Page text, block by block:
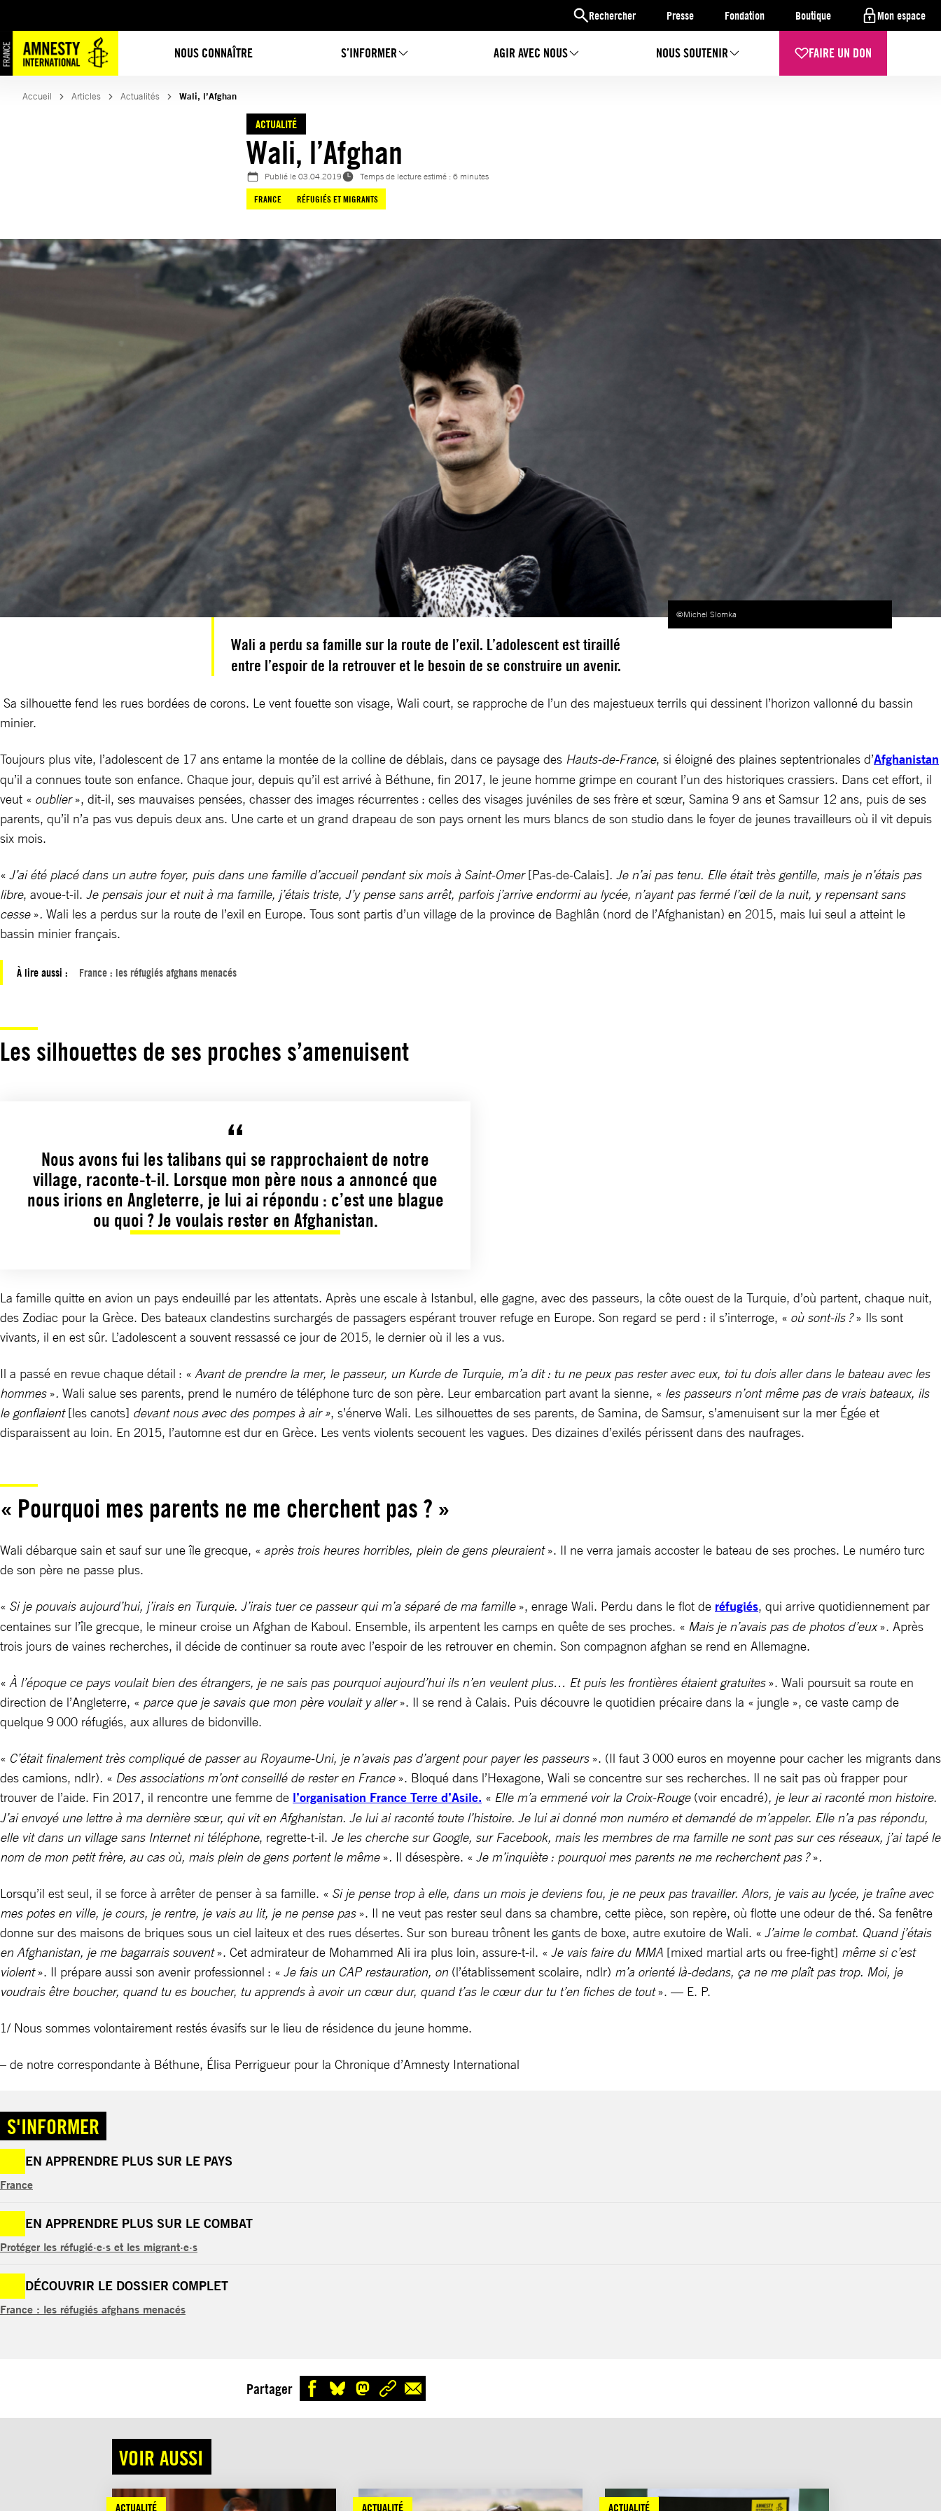
Rechercher Presse Fondation Boutique Mon espace
NOUS CONNAÎTRE S’INFORMER AGIR AVEC NOUS NOUS SOUTENIR FAIRE UN DON
au
contenu
Accueil Articles Actualités Wali, l’Afghan
ACTUALITÉ
Wali, l’Afghan
Publié le03.04.2019
Temps de lecture estimé : 6 minutes
FRANCE
RÉFUGIÉS ET MIGRANTS
©Michel Slomka
Wali a perdu sa famille sur la route de l’exil. L’adolescent est tiraillé
entre l’espoir de la retrouver et le besoin de se construire un avenir.
Sa silhouette fend les rues bordées de corons. Le vent fouette son visage, Wali court, se rapproche de l’un des majestueux terrils qui dessinent l’horizon vallonné du bassin
minier.
Toujours plus vite, l’adolescent de 17 ans entame la montée de la colline de déblais, dans ce paysage des Hauts-de-France, si éloigné des plaines septentrionales d’Afghanistan
qu’il a connues toute son enfance. Chaque jour, depuis qu’il est arrivé à Béthune, fin 2017, le jeune homme grimpe en courant l’un des historiques crassiers. Dans cet effort, il
veut « oublier», dit-il, ses mauvaises pensées, chasser des images récurrentes : celles des visages juvéniles de ses frère et sœur, Samina 9 ans et Samsur 12 ans, puis de ses
parents, qu’il n’a pas vus depuis deux ans. Une carte et un grand drapeau de son pays ornent les murs blancs de son studio dans le foyer de jeunes travailleurs où il vit depuis
six mois.
« J’ai été placé dans un autre foyer, puis dans une famille d’accueil pendant six mois à Saint-Omer[Pas-de-Calais]. Je n’ai pas tenu. Elle était très gentille, mais je n’étais pas
libre, avoue-t-il. Je pensais jour et nuit à ma famille, j’étais triste, J’y pense sans arrêt, parfois j’arrive endormi au lycée, n’ayant pas fermé l’œil de la nuit, y repensant sans
cesse». Wali les a perdus sur la route de l’exil en Europe. Tous sont partis d’un village de la province de Baghlân (nord de l’Afghanistan) en 2015, mais lui seul a atteint le
bassin minier français.
À lire aussi : France : les réfugiés afghans menacés
Les silhouettes de ses proches s’amenuisent
Nous avons fui les talibans qui se rapprochaient de notre
village, raconte-t-il. Lorsque mon père nous a annoncé que
nous irions en Angleterre, je lui ai répondu : c’est une blague
ou quoi ? Je voulais rester en Afghanistan.
La famille quitte en avion un pays endeuillé par les attentats. Après une escale à Istanbul, elle gagne, avec des passeurs, la côte ouest de la Turquie, d’où partent, chaque nuit,
des Zodiac pour la Grèce. Des bateaux clandestins surchargés de passagers espérant trouver refuge en Europe. Son regard se perd : il s’interroge, « où sont-ils ?» Ils sont
vivants, il en est sûr. L’adolescent a souvent ressassé ce jour de 2015, le dernier où il les a vus.
Il a passé en revue chaque détail : « Avant de prendre la mer, le passeur, un Kurde de Turquie, m’a dit : tu ne peux pas rester avec eux, toi tu dois aller dans le bateau avec les
hommes». Wali salue ses parents, prend le numéro de téléphone turc de son père. Leur embarcation part avant la sienne, « les passeurs n’ont même pas de vrais bateaux, ils
le gonflaient[les canots] devant nous avec des pompes à air », s’énerve Wali. Les silhouettes de ses parents, de Samina, de Samsur, s’amenuisent sur la mer Égée et
disparaissent au loin. En 2015, l’automne est dur en Grèce. Les vents violents secouent les vagues. Des dizaines d’exilés périssent dans des naufrages.
« Pourquoi mes parents ne me cherchent pas ? »
Wali débarque sain et sauf sur une île grecque, « après trois heures horribles, plein de gens pleuraient». Il ne verra jamais accoster le bateau de ses proches. Le numéro turc
de son père ne passe plus.
« Si je pouvais aujourd’hui, j’irais en Turquie. J’irais tuer ce passeur qui m’a séparé de ma famille», enrage Wali. Perdu dans le flot de réfugiés, qui arrive quotidiennement par
centaines sur l’île grecque, le mineur croise un Afghan de Kaboul. Ensemble, ils arpentent les camps en quête de ses proches. « Mais je n’avais pas de photos d’eux». Après
trois jours de vaines recherches, il décide de continuer sa route avec l’espoir de les retrouver en chemin. Son compagnon afghan se rend en Allemagne.
« À l’époque ce pays voulait bien des étrangers, je ne sais pas pourquoi aujourd’hui ils n’en veulent plus… Et puis les frontières étaient gratuites». Wali poursuit sa route en
direction de l’Angleterre, « parce que je savais que mon père voulait y aller». Il se rend à Calais. Puis découvre le quotidien précaire dans la « jungle », ce vaste camp de
quelque 9 000 réfugiés, aux allures de bidonville.
« C’était finalement très compliqué de passer au Royaume-Uni, je n’avais pas d’argent pour payer les passeurs». (Il faut 3 000 euros en moyenne pour cacher les migrants dans
des camions, ndlr). « Des associations m’ont conseillé de rester en France». Bloqué dans l’Hexagone, Wali se concentre sur ses recherches. Il ne sait pas où frapper pour
trouver de l’aide. Fin 2017, il rencontre une femme de l’organisation France Terre d’Asile. « Elle m’a emmené voir la Croix-Rouge (voir encadré), je leur ai raconté mon histoire.
J’ai envoyé une lettre à ma dernière sœur, qui vit en Afghanistan. Je lui ai raconté toute l’histoire. Je lui ai donné mon numéro et demandé de m’appeler. Elle n’a pas répondu,
elle vit dans un village sans Internet ni téléphone, regrette-t-il. Je les cherche sur Google, sur Facebook, mais les membres de ma famille ne sont pas sur ces réseaux, j’ai tapé le
nom de mon petit frère, au cas où, mais plein de gens portent le même». Il désespère. « Je m’inquiète : pourquoi mes parents ne me recherchent pas ?».
Lorsqu’il est seul, il se force à arrêter de penser à sa famille. « Si je pense trop à elle, dans un mois je deviens fou, je ne peux pas travailler. Alors, je vais au lycée, je traîne avec
mes potes en ville, je cours, je rentre, je vais au lit, je ne pense pas». Il ne veut pas rester seul dans sa chambre, cette pièce, son repère, où flotte une odeur de thé. Sa fenêtre
donne sur des maisons de briques sous un ciel laiteux et des rues désertes. Sur son bureau trônent les gants de boxe, autre exutoire de Wali. « J’aime le combat. Quand j’étais
en Afghanistan, je me bagarrais souvent». Cet admirateur de Mohammed Ali ira plus loin, assure-t-il. « Je vais faire du MMA [mixed martial arts ou free-fight] même si c’est
violent». Il prépare aussi son avenir professionnel : « Je fais un CAP restauration, on (l’établissement scolaire, ndlr) m’a orienté là-dedans, ça ne me plaît pas trop. Moi, je
voudrais être boucher, quand tu es boucher, tu apprends à avoir un cœur dur, quand t’as le cœur dur tu t’en fiches de tout». — E. P.
1/ Nous sommes volontairement restés évasifs sur le lieu de résidence du jeune homme.
– de notre correspondante à Béthune, Élisa Perrigueur pour la Chronique d’Amnesty International
S'INFORMER
EN APPRENDRE PLUS SUR LE PAYS
France
EN APPRENDRE PLUS SUR LE COMBAT
Protéger les réfugié·e·s et les migrant·e·s
DÉCOUVRIR LE DOSSIER COMPLET
France : les réfugiés afghans menacés
Partager
VOIR AUSSI
ACTUALITÉ ACTUALITÉ ACTUALITÉ